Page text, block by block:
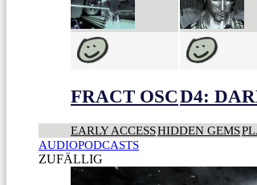
FRACT OSCD4:
EARLY ACCESSHIDDEN GEMS
AUDIOPODCASTS
ZUFÄLLIG